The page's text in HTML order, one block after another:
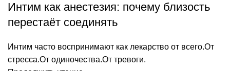
Интим как анестезия: почему близость
перестаёт соединять
Интим часто воспринимают как лекарство от всего.От
стресса.От одиночества.От тревоги.